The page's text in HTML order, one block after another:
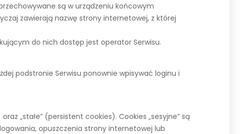
są w urządzeniu końcowym
zawierają nazwę strony internetowej, z której
do nich dostęp jest operator Serwisu.
podstronie Serwisu ponownie wpisywać loginu i
„stałe” (persistent cookies). Cookies „sesyjne” są
opuszczenia strony internetowej lub